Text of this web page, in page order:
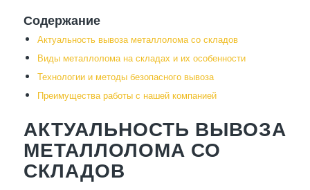
Содержание
Актуальность вывоза металлолома со складов
Виды металлолома на складах и их особенности
Технологии и методы безопасного вывоза
Преимущества работы с нашей компанией
АКТУАЛЬНОСТЬ ВЫВОЗА
МЕТАЛЛОЛОМА СО
СКЛАДОВ